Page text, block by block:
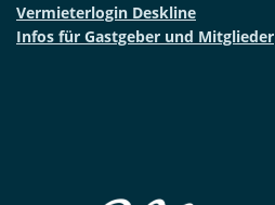
Vermieterlogin Deskline
Infos für Gastgeber und Mitglieder